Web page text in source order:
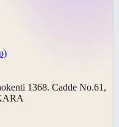
1368. Cadde No.61,